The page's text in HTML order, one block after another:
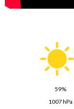
59%
1007 hPa